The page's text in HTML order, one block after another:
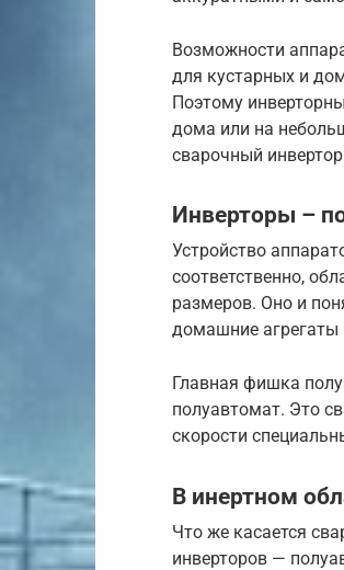
Возможности
для кустарных и
Поэтому
дома или на
сварочный
Инверторы –
Устройство
соответственно,
размеров. Оно и
домашние агрегаты
Главная фишка
полуавтомат. Это
скорости
В инертном
Что же касается
инверторов —